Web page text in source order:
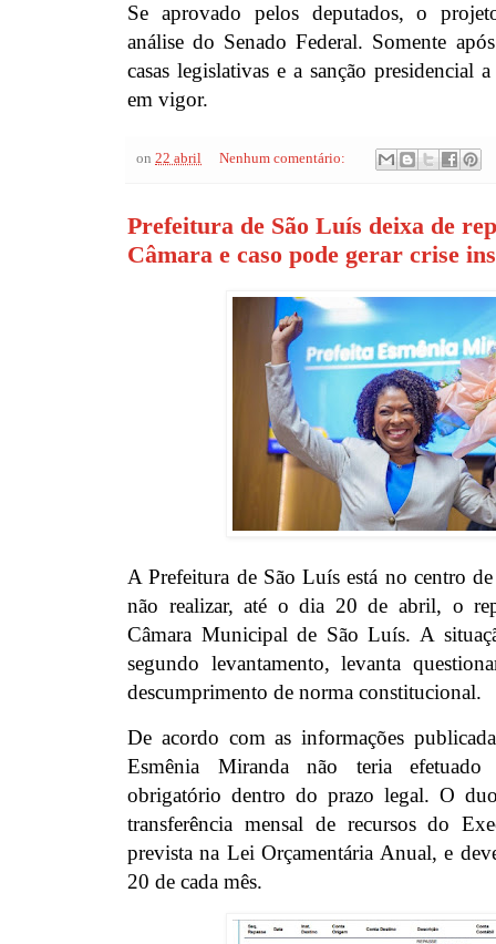
Se aprovado pelos deputados, o
análise do Senado Federal. Somente
casas legislativas e a sanção presidencial
em vigor.
on 22 abril Nenhum comentário:
Prefeitura de São Luís deixa de
Câmara e caso pode gerar crise
A Prefeitura de São Luís está no centro
não realizar, até o dia 20 de abril, o
Câmara Municipal de São Luís. A
segundo levantamento, levanta
descumprimento de norma constitucional.
De acordo com as informações
Esmênia Miranda não teria efetuado
obrigatório dentro do prazo legal. O
transferência mensal de recursos do
prevista na Lei Orçamentária Anual, e
20 de cada mês.